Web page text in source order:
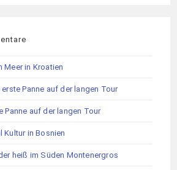
Meer in Kroatien
erste Panne auf der langen Tour
Panne auf der langen Tour
Kultur in Bosnien
heiß im Süden Montenergros